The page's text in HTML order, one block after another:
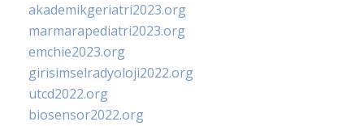
akademikgeriatri2023.org
marmarapediatri2023.org
emchie2023.org
girisimselradyoloji2022.org
utcd2022.org
biosensor2022.org